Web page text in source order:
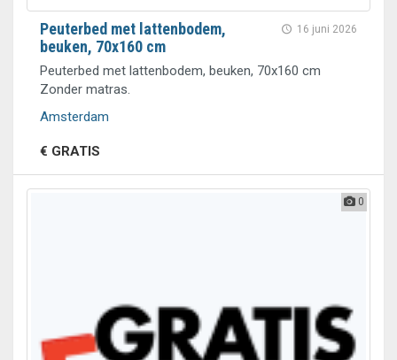
16 juni 2026
Peuterbed met lattenbodem,
beuken, 70x160 cm
Peuterbed met lattenbodem, beuken, 70x160 cm
Zonder matras.
Amsterdam
€ GRATIS
0